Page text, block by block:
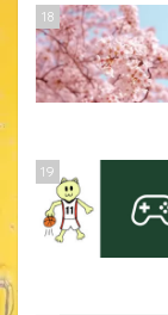
18
19